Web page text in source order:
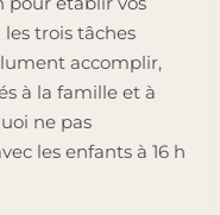
les trois tâches
accomplir,
à la famille et à
ne pas
les enfants à 16 h